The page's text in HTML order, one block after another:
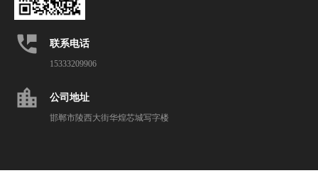
perm_phone_msg 联系电话
15333209906
location_city 公司地址
邯郸市陵西大街华煌芯城写字楼